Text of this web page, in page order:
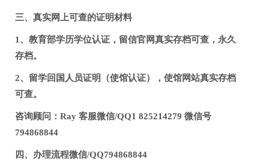
三、真实网上可查的证明材料
1、教育部学历学位认证，留信官网真实存档可查，永久
存档。
2、留学回国人员证明（使馆认证），使馆网站真实存档
可查。
咨询顾问：Ray 客服微信/QQ1 825214279 微信号
794868844
四、办理流程微信/QQ794868844